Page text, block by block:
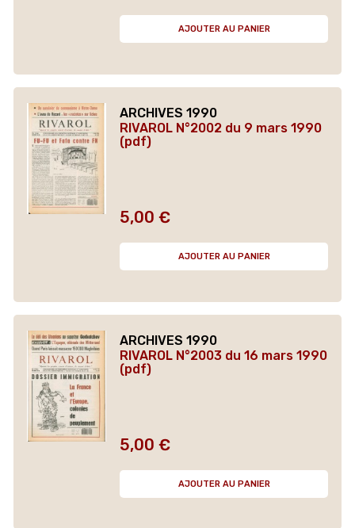
AJOUTER AU PANIER
ARCHIVES 1990
RIVAROL N°2002 du 9 mars 1990
(pdf)
Prix
5,00 €
AJOUTER AU PANIER
ARCHIVES 1990
RIVAROL N°2003 du 16 mars 1990
(pdf)
Prix
5,00 €
AJOUTER AU PANIER